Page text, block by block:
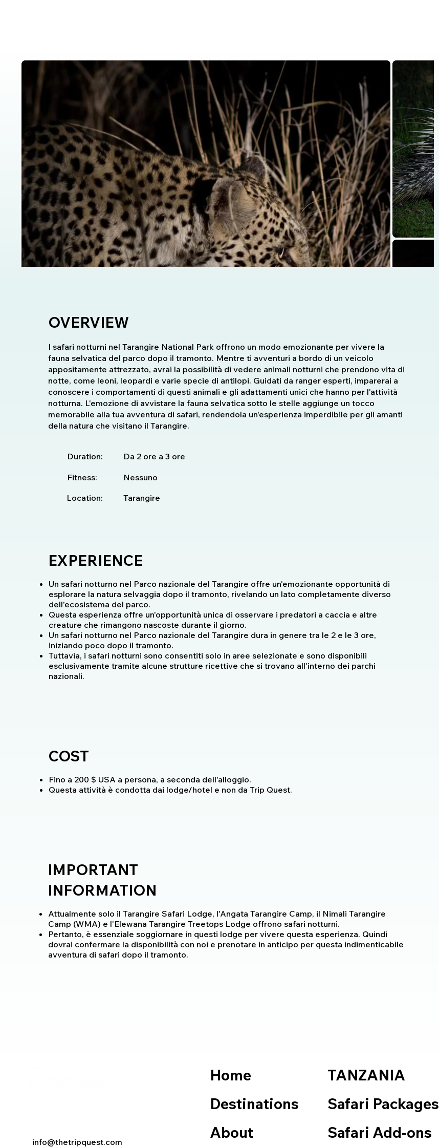
OVERVIEW
I safari notturni nel Tarangire National Park offrono un modo emozionante per vivere la
fauna selvatica del parco dopo il tramonto. Mentre ti avventuri a bordo di un veicolo
appositamente attrezzato, avrai la possibilità di vedere animali notturni che prendono vita di
notte, come leoni, leopardi e varie specie di antilopi. Guidati da ranger esperti, imparerai a
conoscere i comportamenti di questi animali e gli adattamenti unici che hanno per l'attività
notturna. L'emozione di avvistare la fauna selvatica sotto le stelle aggiunge un tocco
memorabile alla tua avventura di safari, rendendola un'esperienza imperdibile per gli amanti
della natura che visitano il Tarangire.
Duration: Da 2 ore a 3 ore
Fitness: Nessuno
Location: Tarangire
EXPERIENCE
Un safari notturno nel Parco nazionale del Tarangire offre un'emozionante opportunità di
esplorare la natura selvaggia dopo il tramonto, rivelando un lato completamente diverso
dell'ecosistema del parco.
Questa esperienza offre un'opportunità unica di osservare i predatori a caccia e altre
creature che rimangono nascoste durante il giorno.
Un safari notturno nel Parco nazionale del Tarangire dura in genere tra le 2 e le 3 ore,
iniziando poco dopo il tramonto.
Tuttavia, i safari notturni sono consentiti solo in aree selezionate e sono disponibili
esclusivamente tramite alcune strutture ricettive che si trovano all'interno dei parchi
nazionali.
COST
Fino a 200 $ USA a persona, a seconda dell'alloggio.
Questa attività è condotta dai lodge/hotel e non da Trip Quest.
IMPORTANT
INFORMATION
Attualmente solo il Tarangire Safari Lodge, l'Angata Tarangire Camp, il Nimali Tarangire
Camp (WMA) e l'Elewana Tarangire Treetops Lodge offrono safari notturni.
Pertanto, è essenziale soggiornare in questi lodge per vivere questa esperienza. Quindi
dovrai confermare la disponibilità con noi e prenotare in anticipo per questa indimenticabile
avventura di safari dopo il tramonto.
info@thetripquest.com
Home
Destinations
About
TANZANIA
Safari Packages
Safari Add-ons